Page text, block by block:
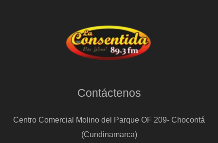
Contáctenos
Centro Comercial Molino del Parque OF 209- Chocontá
(Cundinamarca)